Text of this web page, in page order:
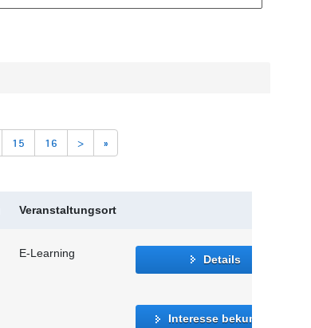
15 16 > »
Veranstaltungsort
E-Learning Details
Interesse bekunden